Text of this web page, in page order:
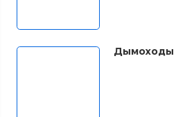
Дымоходы